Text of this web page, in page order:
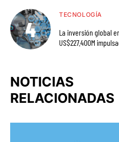
TECNOLOGÍA
La inversión global
US$227.400M
NOTICIAS
RELACIONADAS